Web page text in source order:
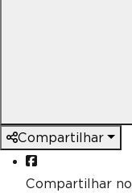
Compartilhar
Compartilhar